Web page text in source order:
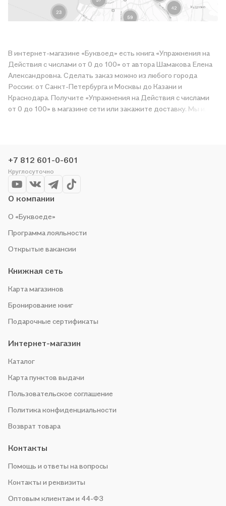
В интернет-магазине «Буквоед» есть книга «Упражнения на
Действия с числами от 0 до 100» от автора Шамакова Елена
Александровна. Сделать заказ можно из любого города
России: от Санкт-Петербурга и Москвы до Казани и
Краснодара. Получите «Упражнения на Действия с числами
от 0 до 100» в магазине сети или закажите доставку. Мы и
+7 812 601-0-601
Круглосуточно
О компании
О «Буквоеде»
Программа лояльности
Открытые вакансии
Книжная сеть
Карта магазинов
Бронирование книг
Подарочные сертификаты
Интернет-магазин
Каталог
Карта пунктов выдачи
Пользовательское соглашение
Политика конфиденциальности
Возврат товара
Контакты
Помощь и ответы на вопросы
Контакты и реквизиты
Оптовым клиентам и 44-ФЗ